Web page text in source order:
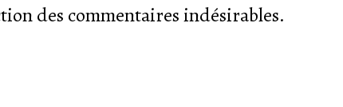
des commentaires indésirables.